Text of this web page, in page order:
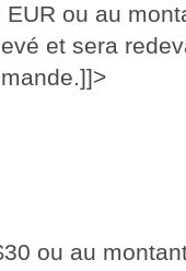
EUR ou au
et sera
ou au